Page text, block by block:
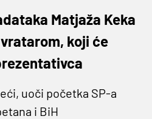
Matjaža Keka
koji će
uoči početka SP-a
i BiH